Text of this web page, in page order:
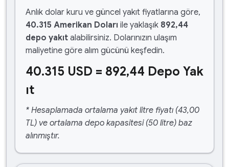
Anlık dolar kuru ve güncel yakıt fiyatlarına göre,
40.315 Amerikan Doları ile yaklaşık 892,44
depo yakıt alabilirsiniz. Dolarınızın ulaşım
maliyetine göre alım gücünü keşfedin.
40.315 USD = 892,44 Depo Yak
ıt
* Hesaplamada ortalama yakıt litre fiyatı (43,00
TL) ve ortalama depo kapasitesi (50 litre) baz
alınmıştır.